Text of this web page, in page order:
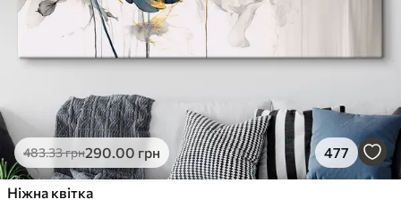
483.33грн290.00 грн 477
Ніжна квітка